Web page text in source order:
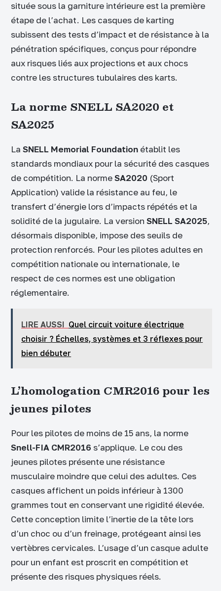
située sous la garniture intérieure est la première
étape de l’achat. Les casques de karting
subissent des tests d’impact et de résistance à la
pénétration spécifiques, conçus pour répondre
aux risques liés aux projections et aux chocs
contre les structures tubulaires des karts.
La norme SNELL SA2020 et
SA2025
La SNELL Memorial Foundation établit les
standards mondiaux pour la sécurité des casques
de compétition. La normeSA2020 (Sport
Application) valide la résistance au feu, le
transfert d’énergie lors d’impacts répétés et la
solidité de la jugulaire. La version SNELL SA2025,
désormais disponible, impose des seuils de
protection renforcés. Pour les pilotes adultes en
compétition nationale ou internationale, le
respect de ces normes est une obligation
réglementaire.
LIRE AUSSI Quel circuit voiture électrique
choisir ? Échelles, systèmes et 3 réflexes pour
bien débuter
L’homologation CMR2016 pour les
jeunes pilotes
Pour les pilotes de moins de 15 ans, la norme
Snell-FIA CMR2016 s’applique. Le cou des
jeunes pilotes présente une résistance
musculaire moindre que celui des adultes. Ces
casques affichent un poids inférieur à 1300
grammes tout en conservant une rigidité élevée.
Cette conception limite l’inertie de la tête lors
d’un choc ou d’un freinage, protégeant ainsi les
vertèbres cervicales. L’usage d’un casque adulte
pour un enfant est proscrit en compétition et
présente des risques physiques réels.